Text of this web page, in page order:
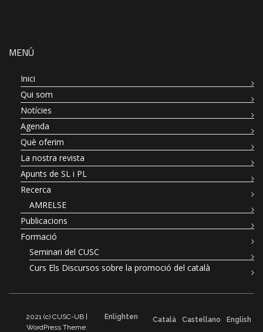
MENÚ
Inici
Qui som
Notícies
Agenda
Què oferim
La nostra revista
Apunts de SL i PL
Recerca
AMRELSE
Publicacions
Formació
Seminari del CUSC
Curs Els Discursos sobre la promoció del català
2021 (c) CUSC-UB |
WordPress Theme:
Enlighten Català Castellano English